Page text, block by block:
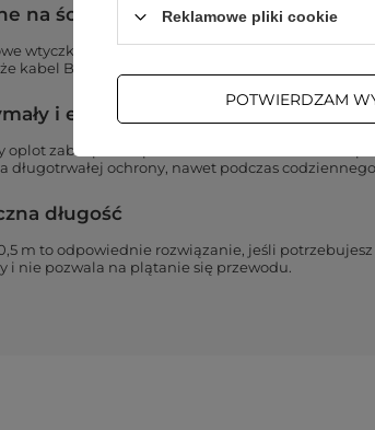
na ścieranie wtyczki
wtyczki wytrzymają wiele cykli podłączania,
kabel Baseus Cafule będzie działać długo, bez
i elastyczny oplot
oplot zabezpiecza przewód kabla Baseus Cafule
długotrwałej ochrony, nawet podczas
długość
m to odpowiednie rozwiązanie, jeśli
i nie pozwala na plątanie się przewodu.
Reklamowe pliki cookie
POTWIERDZAM